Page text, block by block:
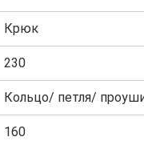
Крюк
230
Кольцо/ петля/
160